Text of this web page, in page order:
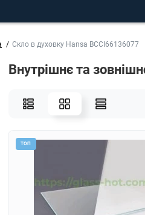
Скло в духовку Hansa BCCI66136077
Внутрішнє та
ТОП